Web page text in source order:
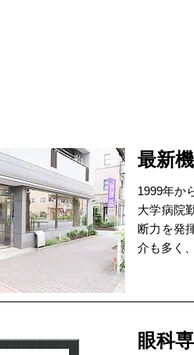
最新
1999年か
大学病院
断力を発
介も多く
眼科